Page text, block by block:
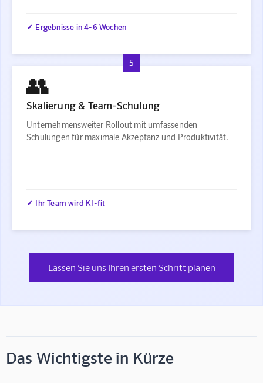
✓ Ergebnisse in 4-6 Wochen
5
👥
Skalierung & Team-Schulung
Unternehmensweiter Rollout mit umfassenden
Schulungen für maximale Akzeptanz und Produktivität.
✓ Ihr Team wird KI-fit
Lassen Sie uns Ihren ersten Schritt planen
Das Wichtigste in Kürze